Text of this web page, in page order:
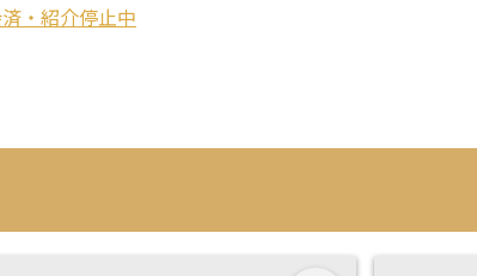
・紹介停止中